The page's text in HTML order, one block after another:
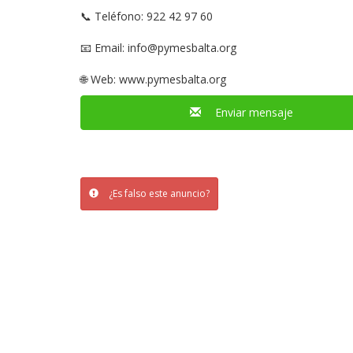
📞 Teléfono: 922 42 97 60
📧 Email: info@pymesbalta.org
🌐 Web: www.pymesbalta.org
Enviar mensaje
¿Es falso este anuncio?